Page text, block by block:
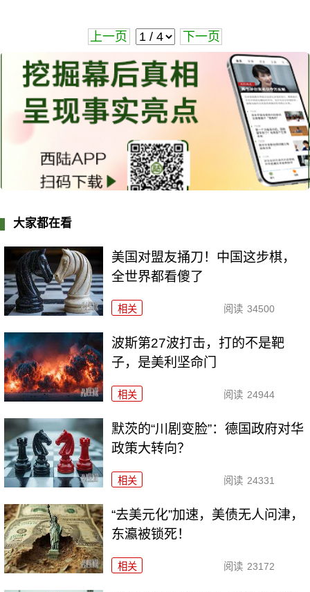
上一页 下一页
大家都在看
美国对盟友捅刀！中国这步棋，
全世界都看傻了
相关 阅读 34500
波斯第27波打击，打的不是靶
子，是美利坚命门
相关 阅读 24944
默茨的“川剧变脸”：德国政府对华
政策大转向？
相关 阅读 24331
“去美元化”加速，美债无人问津，
东瀛被锁死！
相关 阅读 23172